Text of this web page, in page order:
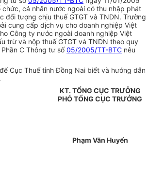
chức, cá nhân nước ngoài có thu nhập phát
đối tượng chịu thuế GTGT và TNDN. Trường
cung cấp dịch vụ cho doanh nghiệp Việt
Công ty nước ngoài doanh nghiệp Việt
trừ và nộp thuế GTGT và TNDN theo quy
C Thông tư số05/2005/TT-BTC nêu
Cục Thuế tỉnh Đồng Nai biết và hướng dẫn
KT. TỔNG CỤC TRƯỞNG
PHÓ TỔNG CỤC TRƯỞNG
Phạm Văn Huyến